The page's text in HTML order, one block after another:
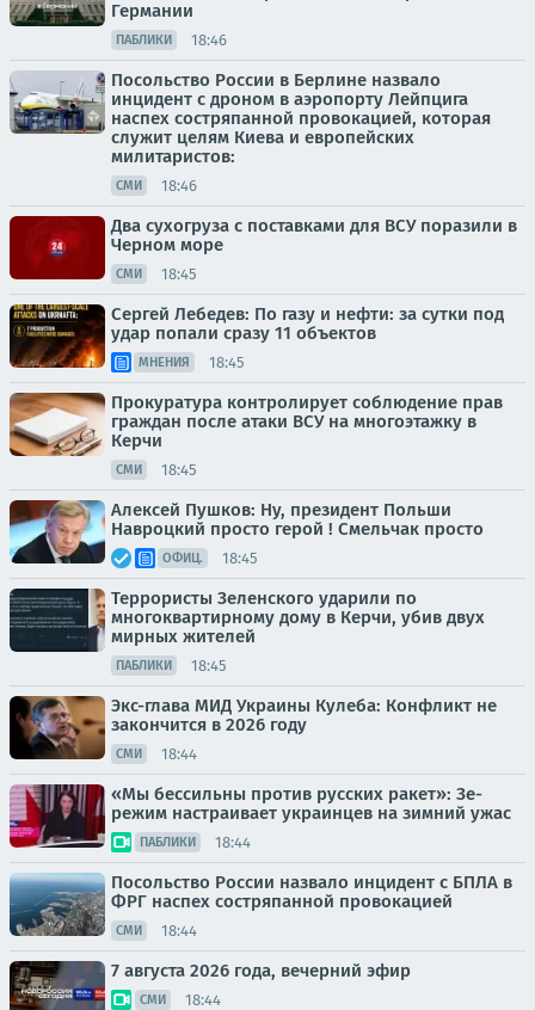
Германии
ПАБЛИКИ 18:46
Посольство России в Берлине назвало
инцидент с дроном в аэропорту Лейпцига
наспех состряпанной провокацией, которая
служит целям Киева и европейских
милитаристов:
СМИ 18:46
Два сухогруза с поставками для ВСУ поразили в
Черном море
СМИ 18:45
Сергей Лебедев: По газу и нефти: за сутки под
удар попали сразу 11 объектов
МНЕНИЯ 18:45
Прокуратура контролирует соблюдение прав
граждан после атаки ВСУ на многоэтажку в
Керчи
СМИ 18:45
Алексей Пушков: Ну, президент Польши
Навроцкий просто герой ! Смельчак просто
ОФИЦ. 18:45
Террористы Зеленского ударили по
многоквартирному дому в Керчи, убив двух
мирных жителей
ПАБЛИКИ 18:45
Экс-глава МИД Украины Кулеба: Конфликт не
закончится в 2026 году
СМИ 18:44
«Мы бессильны против русских ракет»: Зе-
режим настраивает украинцев на зимний ужас
ПАБЛИКИ 18:44
Посольство России назвало инцидент с БПЛА в
ФРГ наспех состряпанной провокацией
СМИ 18:44
7 августа 2026 года, вечерний эфир
СМИ 18:44